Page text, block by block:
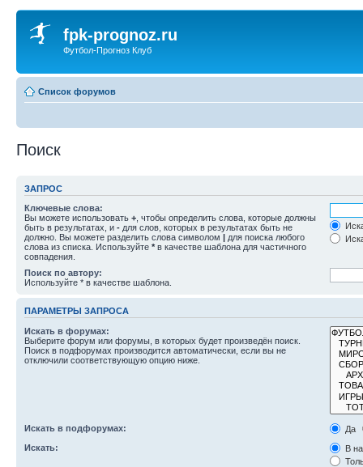
fpk-prognoz.ru
Футбол-Прогноз Клуб
Список форумов
Поиск
ЗАПРОС
Ключевые слова:
Вы можете использовать + , чтобы определить слова, которые должны
быть в результатах, и - для слов, которых в результатах быть не
должно. Вы можете разделить слова символом | для поиска любого
слова из списка. Используйте * в качестве шаблона для частичного
совпадения.
Поиск по автору:
Используйте * в качестве шаблона.
ПАРАМЕТРЫ ЗАПРОСА
Искать в форумах:
Выберите форум или форумы, в которых будет произведён поиск.
Поиск в подфорумах производится автоматически, если вы не
отключили соответствующую опцию ниже.
Искать в подфорумах:
Да
Искать:
В